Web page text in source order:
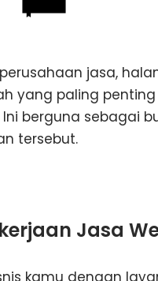
jasa,
yang paling penting
berguna sebagai
tersebut.
Jasa
kamu dengan